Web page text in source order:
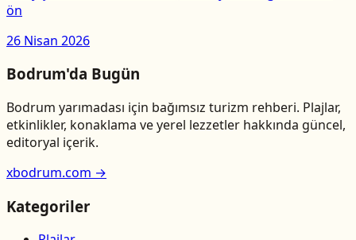
ön
26 Nisan 2026
Bodrum'da Bugün
Bodrum yarımadası için bağımsız turizm rehberi. Plajlar,
etkinlikler, konaklama ve yerel lezzetler hakkında güncel,
editoryal içerik.
xbodrum.com →
Kategoriler